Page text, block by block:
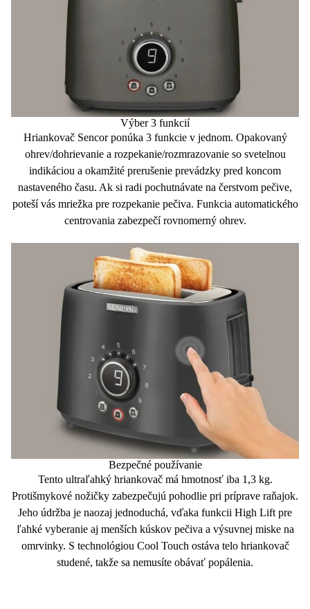
Výber 3 funkcií
Hriankovač Sencor ponúka 3 funkciev jednom. Opakovaný
ohrev/dohrievanie a rozpekanie/rozmrazovanie so svetelnou
indikáciou a okamžité prerušenie prevádzky pred koncom
nastaveného času. Ak si radi pochutnávate na čerstvom pečive,
poteší vás mriežka pre rozpekanie pečiva. Funkcia automatického
centrovania zabezpečí rovnomerný ohrev.
Bezpečné používanie
Tento ultraľahký hriankovač má hmotnosť iba 1,3 kg.
Protišmykové nožičky zabezpečujú pohodlie pri príprave raňajok.
Jeho údržba je naozaj jednoduchá, vďaka funkcii High Lift pre
ľahké vyberanie aj menších kúskov pečiva a výsuvnej miske na
omrvinky. S technológiou Cool Touch ostáva telo hriankovač
studené, takže sa nemusíte obávať popálenia.